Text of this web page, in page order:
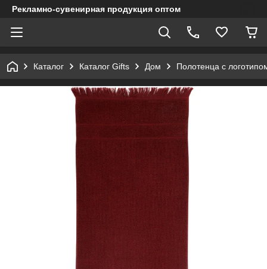
Рекламно-сувенирная продукция оптом
Каталог Каталог Gifts Дом Полотенца с